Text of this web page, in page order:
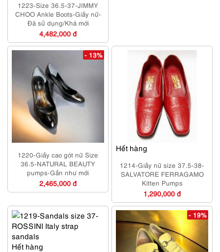
1223-Size 36.5-37-JIMMY
CHOO Ankle Boots-Giầy nữ-
Đã sử dụng/Khá mới
4,482,000 đ
- 13%
1220-Giầy cao gót nữ Size
36.5-NATURAL BEAUTY
pumps-Gần như mới
2,465,000 đ
Hết hàng
1214-Giầy nữ size 37.5-38-
SALVATORE FERRAGAMO
Kitten Pumps
1,290,000 đ
Hết hàng
- 19%